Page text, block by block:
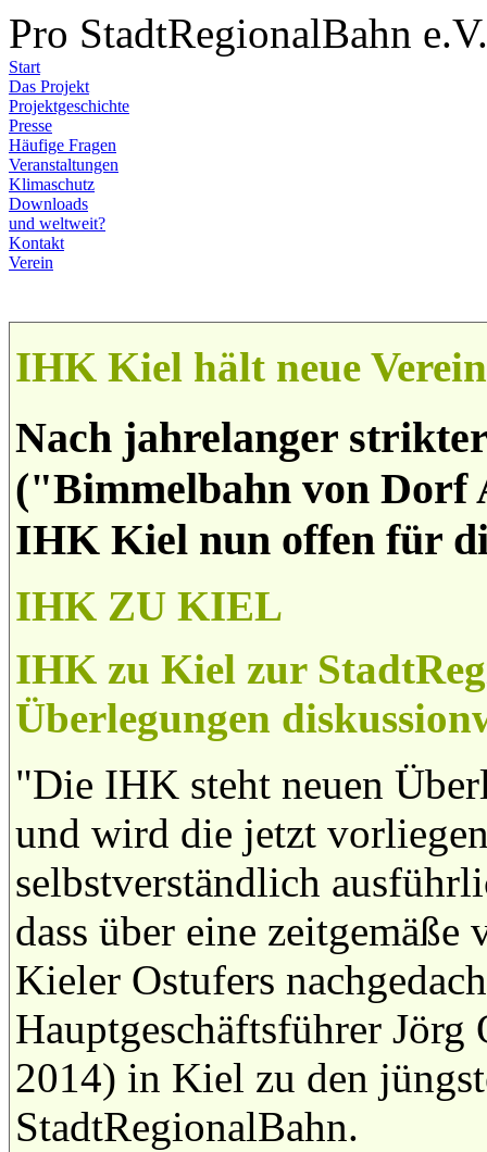
Pro StadtRegionalBahn e.V.
Start
Das Projekt
Projektgeschichte
Presse
Häufige Fragen
Veranstaltungen
Klimaschutz
Downloads
und weltweit?
Kontakt
Verein
IHK Kiel hält neue
Nach jahrelanger
("Bimmelbahn von Dorf
IHK Kiel nun offen für
IHK ZU KIEL
IHK zu Kiel zur
Überlegungen
"Die IHK steht neuen
und wird die jetzt
selbstverständlich
dass über eine
Kieler Ostufers
Hauptgeschäftsführer
2014) in Kiel zu den
StadtRegionalBahn.